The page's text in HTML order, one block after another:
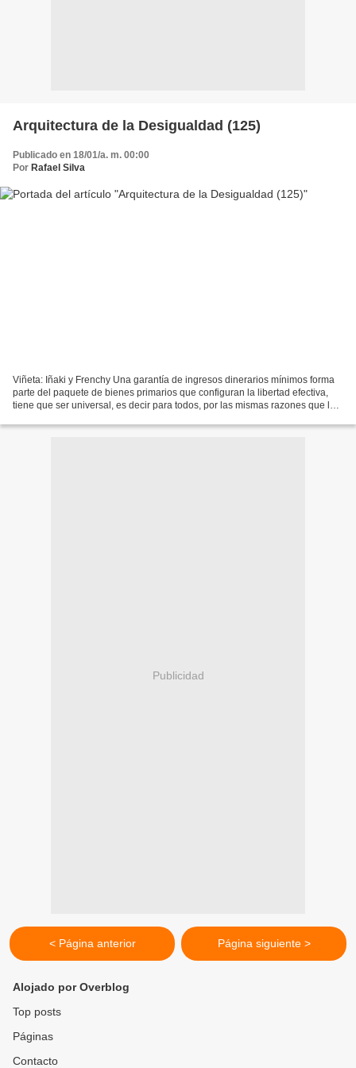
Arquitectura de la Desigualdad (125)
Publicado en 18/01/a. m. 00:00
Por Rafael Silva
Viñeta: Iñaki y Frenchy Una garantía de ingresos dinerarios mínimos forma
parte del paquete de bienes primarios que configuran la libertad efectiva,
tiene que ser universal, es decir para todos, por las mismas razones que lo
Publicidad
< Página anterior Página siguiente >
Alojado por Overblog
Top posts
Páginas
Contacto